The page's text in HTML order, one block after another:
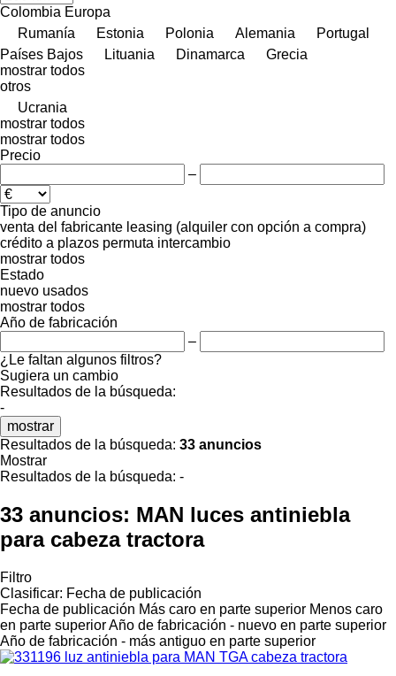
Colombia Europa
Rumanía
Estonia Polonia Alemania
Portugal
Países Bajos
Lituania Dinamarca
Grecia
mostrar todos
otros
Ucrania
mostrar todos
mostrar todos
Precio
–
Tipo de anuncio
venta del fabricante leasing (alquiler con opción a compra)
crédito a plazos permuta intercambio
mostrar todos
Estado
nuevo usados
mostrar todos
Año de fabricación
–
¿Le faltan algunos filtros?
Sugiera un cambio
Resultados de la búsqueda:
-
mostrar
Resultados de la búsqueda: 33 anuncios
Mostrar
Resultados de la búsqueda: -
33 anuncios: MAN luces antiniebla
para cabeza tractora
Filtro
Clasificar: Fecha de publicación
Fecha de publicación Más caro en parte superior Menos caro
en parte superiorAño de fabricación - nuevo en parte superior
Año de fabricación - más antiguo en parte superior